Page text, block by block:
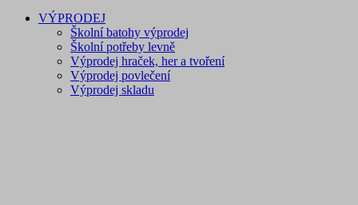
VÝPRODEJ
Školní batohy výprodej
Školní potřeby levně
Výprodej hraček, her a tvoření
Výprodej povlečení
Výprodej skladu